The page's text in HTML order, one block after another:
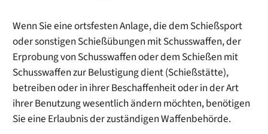
Wenn Sie eine ortsfesten Anlage, die dem Schießsport
oder sonstigen Schießübungen mit Schusswaffen, der
Erprobung von Schusswaffen oder dem Schießen mit
Schusswaffen zur Belustigung dient (Schießstätte),
betreiben oder in ihrer Beschaffenheit oder in der Art
ihrer Benutzung wesentlich ändern möchten, benötigen
Sie eine Erlaubnis der zuständigen Waffenbehörde.